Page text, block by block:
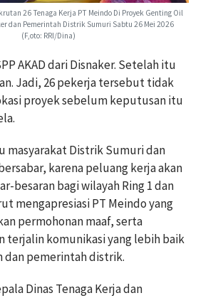
26 Tenaga Kerja PT Meindo Di Proyek Genting Oil
dan Pemerintah Distrik Sumuri Sabtu 26 Mei 2026
(F,oto: RRI/Dina)
AKAD dari Disnaker. Setelah itu
Jadi, 26 pekerja tersebut tidak
proyek sebelum keputusan itu
masyarakat Distrik Sumuri dan
karena peluang kerja akan
besaran bagi wilayah Ring 1 dan
mengapresiasi PT Meindo yang
permohonan maaf, serta
terjalin komunikasi yang lebih baik
dan pemerintah distrik.
Dinas Tenaga Kerja dan